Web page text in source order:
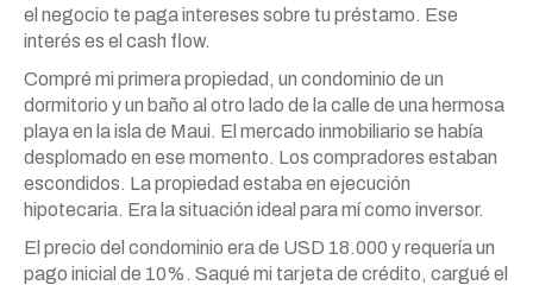
el negocio te paga intereses sobre tu préstamo. Ese
interés es el cash flow.
Compré mi primera propiedad, un condominio de un
dormitorio y un baño al otro lado de la calle de una hermosa
playa en la isla de Maui. El mercado inmobiliario se había
desplomado en ese momento. Los compradores estaban
escondidos. La propiedad estaba en ejecución
hipotecaria. Era la situación ideal para mí como inversor.
El precio del condominio era de USD 18.000 y requería un
pago inicial de 10%. Saqué mi tarjeta de crédito, cargué el